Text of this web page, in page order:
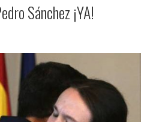
Sánchez ¡YA!